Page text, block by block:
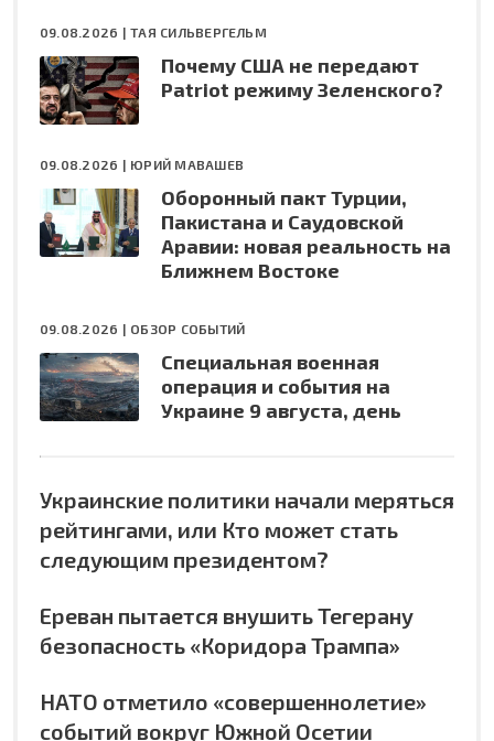
09.08.2026 |ТАЯ СИЛЬВЕРГЕЛЬМ
Почему США не передают
Patriot режиму Зеленского?
09.08.2026 | ЮРИЙ МАВАШЕВ
Оборонный пакт Турции,
Пакистана и Саудовской
Аравии: новая реальность на
Ближнем Востоке
09.08.2026 | ОБЗОР СОБЫТИЙ
Специальная военная
операция и события на
Украине 9 августа, день
Украинские политики начали меряться
рейтингами, или Кто может стать
следующим президентом?
Ереван пытается внушить Тегерану
безопасность «Коридора Трампа»
НАТО отметило «совершеннолетие»
событий вокруг Южной Осетии